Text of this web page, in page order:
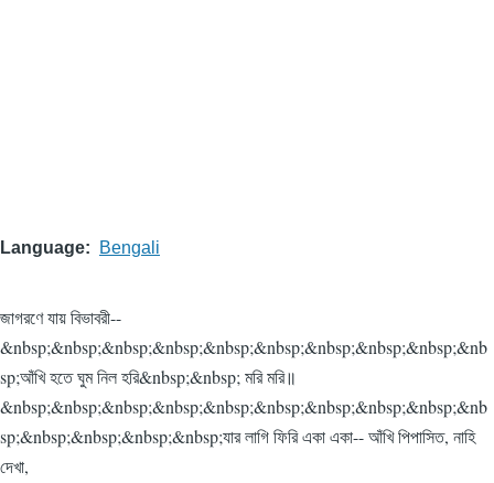
Language Bengali
জাগরণে যায় বিভাবরী--
&nbsp;&nbsp;&nbsp;&nbsp;&nbsp;&nbsp;&nbsp;&nbsp;&nbsp;&nb
sp;আঁখি হতে ঘুম নিল হরি&nbsp;&nbsp; মরি মরি॥
&nbsp;&nbsp;&nbsp;&nbsp;&nbsp;&nbsp;&nbsp;&nbsp;&nbsp;&nb
sp;&nbsp;&nbsp;&nbsp;&nbsp;যার লাগি ফিরি একা একা-- আঁখি পিপাসিত, নাহি
দেখা,